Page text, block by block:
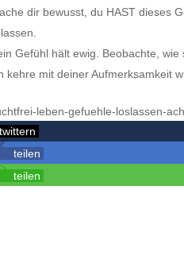
dir bewusst, du HAST dieses
Gefühl hält ewig. Beobachte,
kehre mit deiner Aufmerksamkeit
twittern
teilen
teilen